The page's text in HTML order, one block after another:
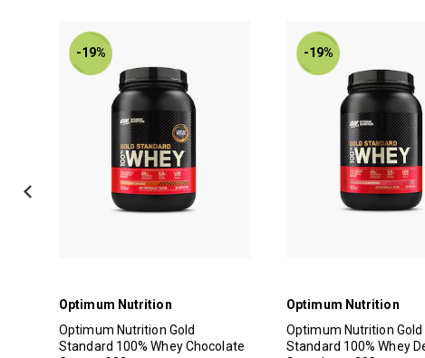
-19%
Optimum Nutrition
Optimum Nutrition Gold
Standard 100% Whey Chocolate
-19%
Optimum Nutrition
Optimum Nutrition Gold
Standard 100% Whey